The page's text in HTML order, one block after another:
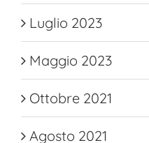
Luglio 2023
Maggio 2023
Ottobre 2021
Agosto 2021